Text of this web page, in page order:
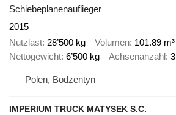
Schiebeplanenauflieger
2015
Nutzlast 28’500 kg Volumen 101.89 m³
Nettogewicht 6’500 kg Achsenanzahl 3
Polen, Bodzentyn
IMPERIUM TRUCK MATYSEK S.C.